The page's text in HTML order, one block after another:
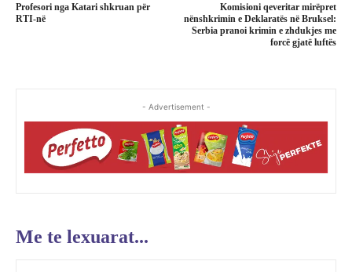
Profesori nga Katari shkruan për
RTI-në
Komisioni qeveritar mirëpret
nënshkrimin e Deklaratës në Bruksel:
Serbia pranoi krimin e zhdukjes me
forcë gjatë luftës
- Advertisement -
Me te lexuarat...